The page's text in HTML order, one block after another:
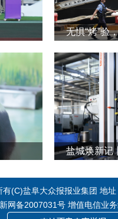
无惧“烤”验
有(C)盐阜大众报报业集团 地
网备2007031号 增值电信业